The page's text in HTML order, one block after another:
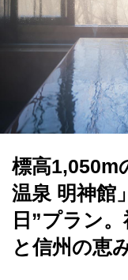
標高1,050m
温泉 明神館
日”プラン
と信州の恵